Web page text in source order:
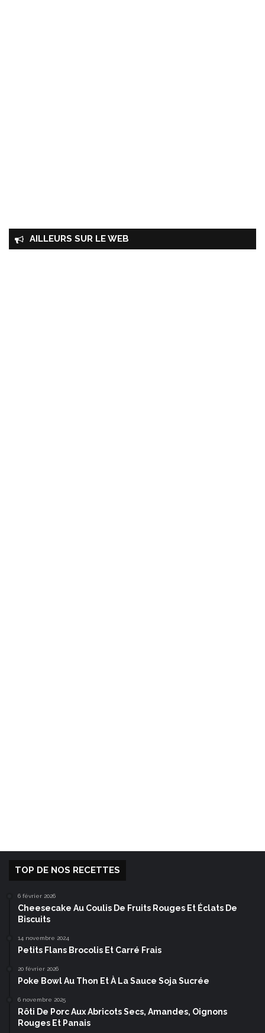
AILLEURS SUR LE WEB
TOP DE NOS RECETTES
6 février 2026
Cheesecake Au Coulis De Fruits Rouges Et Éclats De
Biscuits
14 novembre 2024
Petits Flans Brocolis Et Carré Frais
20 février 2026
Poke Bowl Au Thon Et À La Sauce Soja Sucrée
6 novembre 2025
Rôti De Porc Aux Abricots Secs, Amandes, Oignons
Rouges Et Panais